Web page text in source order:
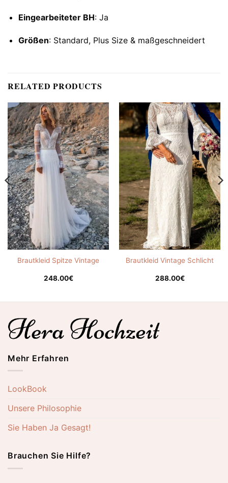
Eingearbeiteter BH: Ja
Größen: Standard, Plus Size & maßgeschneidert
RELATED PRODUCTS
Brautkleid Spitze Vintage
248.00€
Brautkleid Vintage Schlicht
288.00€
Mehr Erfahren
LookBook
Unsere Philosophie
Sie Haben Ja Gesagt!
Brauchen Sie Hilfe?